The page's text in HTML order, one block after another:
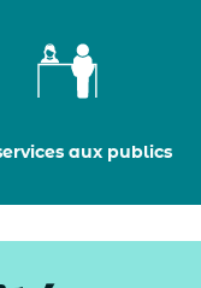
aux publics